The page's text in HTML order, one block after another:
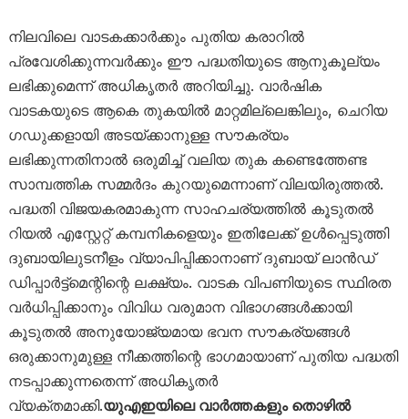
നിലവിലെ വാടകക്കാർക്കും പുതിയ കരാറിൽ
പ്രവേശിക്കുന്നവർക്കും ഈ പദ്ധതിയുടെ ആനുകൂല്യം
ലഭിക്കുമെന്ന് അധികൃതർ അറിയിച്ചു. വാർഷിക
വാടകയുടെ ആകെ തുകയിൽ മാറ്റമില്ലെങ്കിലും, ചെറിയ
ഗഡുക്കളായി അടയ്ക്കാനുള്ള സൗകര്യം
ലഭിക്കുന്നതിനാൽ ഒരുമിച്ച് വലിയ തുക കണ്ടെത്തേണ്ട
സാമ്പത്തിക സമ്മർദം കുറയുമെന്നാണ് വിലയിരുത്തൽ.
പദ്ധതി വിജയകരമാകുന്ന സാഹചര്യത്തിൽ കൂടുതൽ
റിയൽ എസ്റ്റേറ്റ് കമ്പനികളെയും ഇതിലേക്ക് ഉൾപ്പെടുത്തി
ദുബായിലുടനീളം വ്യാപിപ്പിക്കാനാണ് ദുബായ് ലാൻഡ്
ഡിപ്പാർട്ട്മെന്റിന്റെ ലക്ഷ്യം. വാടക വിപണിയുടെ സ്ഥിരത
വർധിപ്പിക്കാനും വിവിധ വരുമാന വിഭാഗങ്ങൾക്കായി
കൂടുതൽ അനുയോജ്യമായ ഭവന സൗകര്യങ്ങൾ
ഒരുക്കാനുമുള്ള നീക്കത്തിന്റെ ഭാഗമായാണ് പുതിയ പദ്ധതി
നടപ്പാക്കുന്നതെന്ന് അധികൃതർ
വ്യക്തമാക്കി.യുഎഇയിലെ വാർത്തകളും തൊഴിൽ